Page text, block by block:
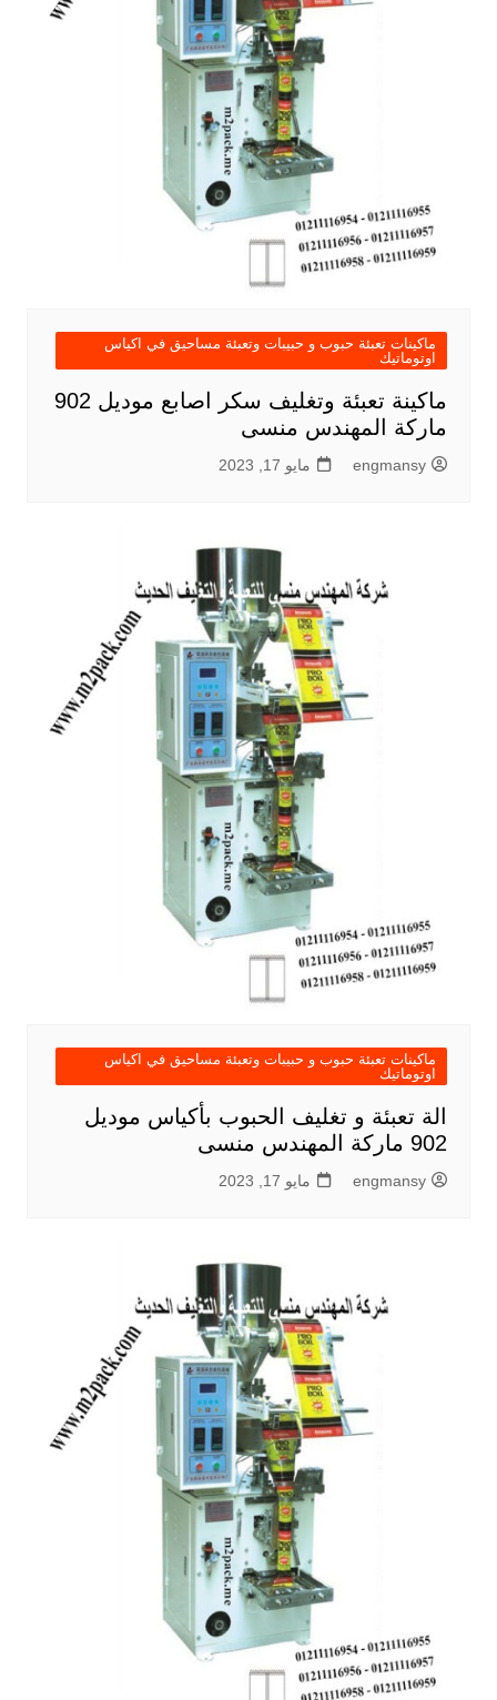
ماكينات تعبئة حبوب و حبيبات وتعبئة مساحيق في اكياس
اوتوماتيك
ماكينة تعبئة وتغليف سكر اصابع موديل 902
ماركة المهندس منسى
engmansy مايو 17, 2023
ماكينات تعبئة حبوب و حبيبات وتعبئة مساحيق في اكياس
اوتوماتيك
الة تعبئة و تغليف الحبوب بأكياس موديل
902 ماركة المهندس منسى
engmansy مايو 17, 2023